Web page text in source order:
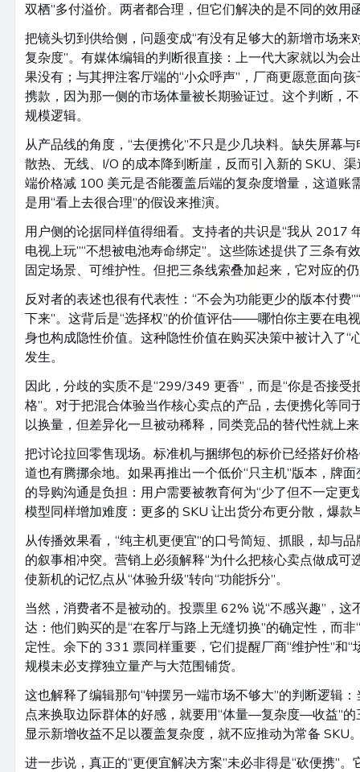
双栖”多付溢价。两者都合理，但它们解决的是不同的效用
把镜头切到供给侧，问题变成“有没有足够大的新增市场来
复杂度”。有媒体编辑的判断很直接：上一代大家就以为会
果没有；与其押注客厅端的“小众呼声”，厂商更愿意面向
携款，因为那一侧的市场体量被长期验证过。这个判断，
规模逻辑。
从产品线的角度，“去便携化”不只是少几块料。缺失屏幕
散热、无线、I/O 的成本降到断崖，反而引入新的 SKU、
端价格减 100 美元是否能覆盖后端的复杂度增量，这道账
是用“看上去很合理”的假设来推演。
用户侧的论据同样值得细看。支持者的共识是“我从 2017
电视上玩”“不想被电池寿命绑定”。这些陈述提供了三条有
固定场景、可维护性。但把三条线索叠加起来，它对应的
反对者的表述也很有代表性：“不会为功能更少的版本付费
下来”。这背后是“选择权”的价值评估——哪怕你主要在电
身也构成隐性价值。这种隐性价值在购买决策中被计入了“
发生。
因此，分歧的实质不是“299/349 更香”，而是“你是否接受
格”。对于把混合体验当作核心卖点的产品，去便携化等同
以换量，但差异化一旦被动稀释，同类竞品的替代性就上
把讨论拉回零售现场。标准机与捆绑包的标价已经搭好价
道也有腾挪余地。如果再推出一个低价“只主机”版本，牌
的导购沟通是负担：用户需要被教育何为“少了但不一定更
模型同样增加难度：更多的 SKU 让出货分布更分散，爆款
从传播效果看，“纯主机更便宜”的口号简短、抓眼，却与
的叙事相冲突。营销上必须解释“为什么把核心卖点做成可
使新机的记忆点从“体验升级”转向“功能拆分”。
当然，消费者不是被动的。投票里 62% 说“不感兴趣”，这
达：他们购买的是“在客厅与路上无缝切换”的确定性，而
定性。余下的 331 票同样重要，它们提醒厂商“维护性”和
规模未必支撑独立量产与大范围铺货。
这也解释了编辑那句“钟摆另一端市场不够大”的判断逻辑
点来换取边际群体的好感，就要用“体量—复杂度—收益”
显示新增收益不足以覆盖复杂度，就不应推动为常备 SKU
进一步说，真正的“更便宜解决方案”未必非得是“砍便携”